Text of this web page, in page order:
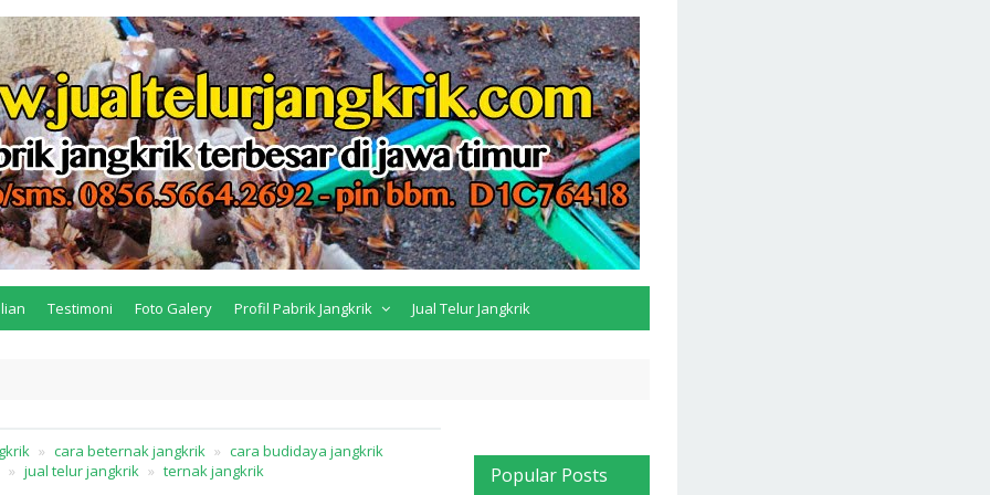
Testimoni Foto Galery Profil Pabrik Jangkrik Jual Telur Jangkrik
cara beternak jangkrik
cara budidaya jangkrik
jual telur jangkrik
ternak jangkrik Popular Posts